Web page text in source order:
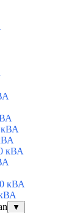
кВА
кВА
кВА
▼